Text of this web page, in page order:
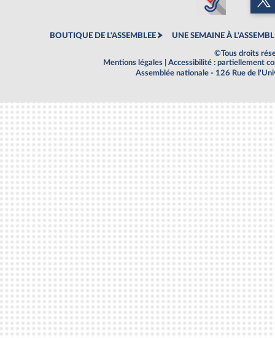
BOUTIQUE DE L'ASSEMBLEE UNE SEMAINE À
©Tous droits
Mentions légales
Accessibilité : partiellement
Assemblée nationale - 126 Rue de